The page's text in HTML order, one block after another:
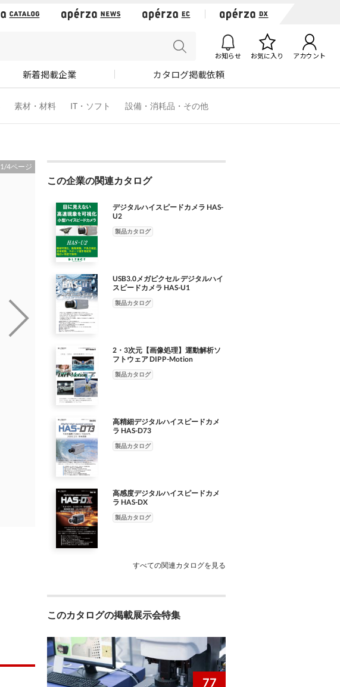
お知らせ お気に入り アカウント
新着掲載企業 カタログ掲載依頼
素材・材料 IT・ソフト 設備・消耗品・その他
1/4ページ
この企業の関連カタログ
デジタルハイスピードカメラ HAS-
U2
製品カタログ
USB3.0メガピクセル デジタルハイ
スピードカメラ HAS-U1
製品カタログ
2・3次元【画像処理】運動解析ソ
フトウェア DIPP-Motion
製品カタログ
高精細デジタルハイスピードカメ
ラ HAS-D73
製品カタログ
高感度デジタルハイスピードカメ
ラ HAS-DX
製品カタログ
すべての関連カタログを見る
このカタログの掲載展示会特集
77